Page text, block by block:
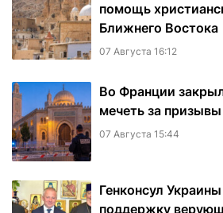
помощь
Ближнего Востока
07 Августа 16:12
Во Франции
мечеть за
07 Августа 15:44
Генконсул
поддержку